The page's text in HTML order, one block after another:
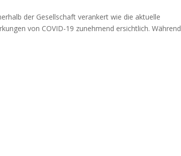
der Gesellschaft verankert wie die aktuelle
von COVID-19 zunehmend ersichtlich. Während